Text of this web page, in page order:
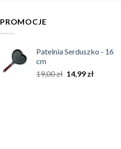
PROMOCJE
Patelnia Serduszko - 16
cm
19,00zł 14,99 zł